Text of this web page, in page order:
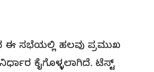
ಈ ಸಭೆಯಲ್ಲಿ ಹಲವು ಪ್ರಮುಖ
ಕೈಗೊಳ್ಳಲಾಗಿದೆ. ಟೆಸ್ಟ್